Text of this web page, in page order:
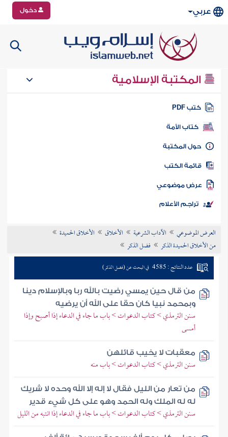
عربي دخول
المكتبة الإسلامية
كتب PDF
كتاب الأمة
المكتبة
الكتب
موضوعي
تراجم الأعلام
العرض الموضوعي الآداب الشرعية الأخلاق
الأخلاق الحميدة
من الأخلاق الحميدة الذكر
فضل الذكر
عدد النتائج : 4585 في البحث عن (فضل الذكر)
من قال حين يمسي رضيت بالله ربا وبالإسلام دينا
وبمحمد نبيا كان حقا على الله أن يرضيه
سنن الترمذي > كتاب الدعوات > باب ما جاء في الدعاء إذا أصبح وإذا
أمسى
معقبات لا يخيب قائلهن
سنن الترمذي > كتاب الدعوات > باب منه
من تعار من الليل فقال لا إله إلا الله وحده لا شريك
له له الملك وله الحمد وهو على كل شيء قدير
سنن الترمذي > كتاب الدعوات > باب ما جاء في الدعاء إذا انتبه من الليل